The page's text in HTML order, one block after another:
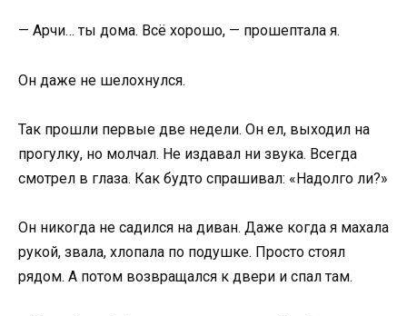
— Арчи… ты дома. Всё хорошо, — прошептала я.
Он даже не шелохнулся.
Так прошли первые две недели. Он ел, выходил на
прогулку, но молчал. Не издавал ни звука. Всегда
смотрел в глаза. Как будто спрашивал: «Надолго ли?»
Он никогда не садился на диван. Даже когда я махала
рукой, звала, хлопала по подушке. Просто стоял
рядом. А потом возвращался к двери и спал там.